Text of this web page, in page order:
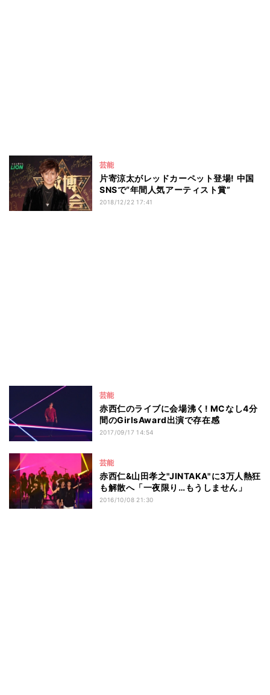
芸能
片寄涼太がレッドカーペット登場! 中国
SNSで“年間人気アーティスト賞”
2018/12/22 17:41
芸能
赤西仁のライブに会場沸く! MCなし4分
間のGirlsAward出演で存在感
2017/09/17 14:54
芸能
赤西仁&山田孝之"JINTAKA"に3万人熱狂
も解散へ「一夜限り…もうしません」
2016/10/08 21:30